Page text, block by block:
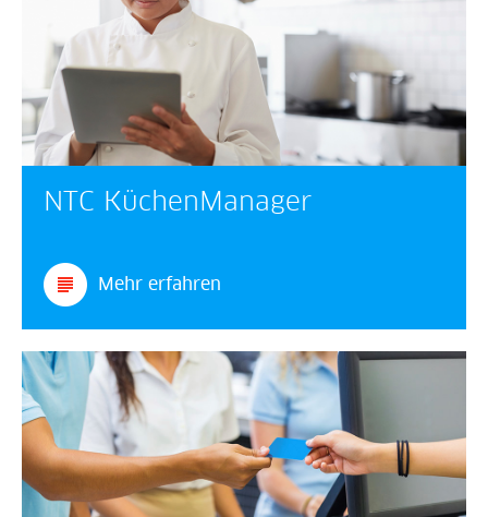
NTC Küchen­Manager
Mehr erfahren